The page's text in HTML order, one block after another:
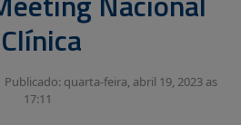
Publicado: quarta-feira, abril 19, 2023 as
17:11